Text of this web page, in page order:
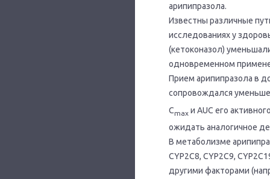
арипипразола.
Известны различные
исследованиях у
(кетоконазол)
одновременном
Прием арипипразола в
сопровождался
Cmax и AUC его
ожидать аналогичное
В метаболизме
CYP2C8, CYP2C9,
другими факторами